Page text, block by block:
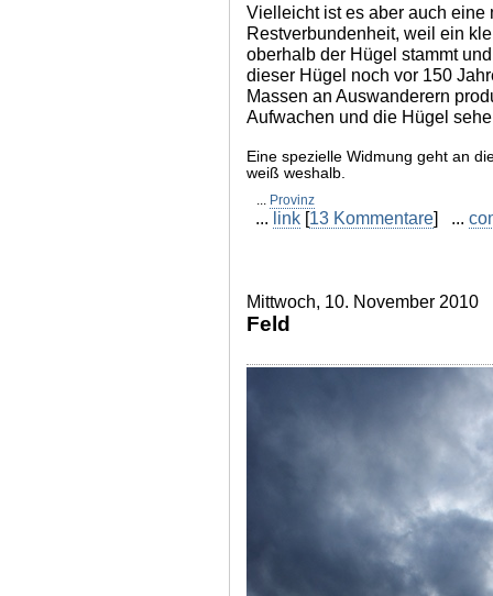
Vielleicht ist es aber auch
Restverbundenheit, weil ein
oberhalb der Hügel stammt
dieser Hügel noch vor 150
Massen an Auswanderern
Aufwachen und die Hügel
Eine spezielle Widmung geht an
weiß weshalb.
... Provinz
... link [13 Kommentare] ...
Mittwoch, 10. November 2010
Feld